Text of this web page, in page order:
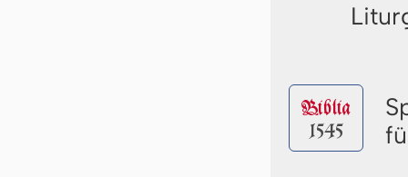
Biblia
1545